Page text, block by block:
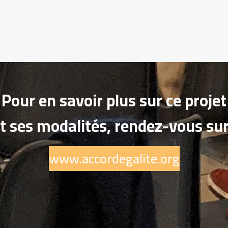
Pour en savoir plus sur ce projet
ses modalités, rendez-vous
www.accordegalite.org